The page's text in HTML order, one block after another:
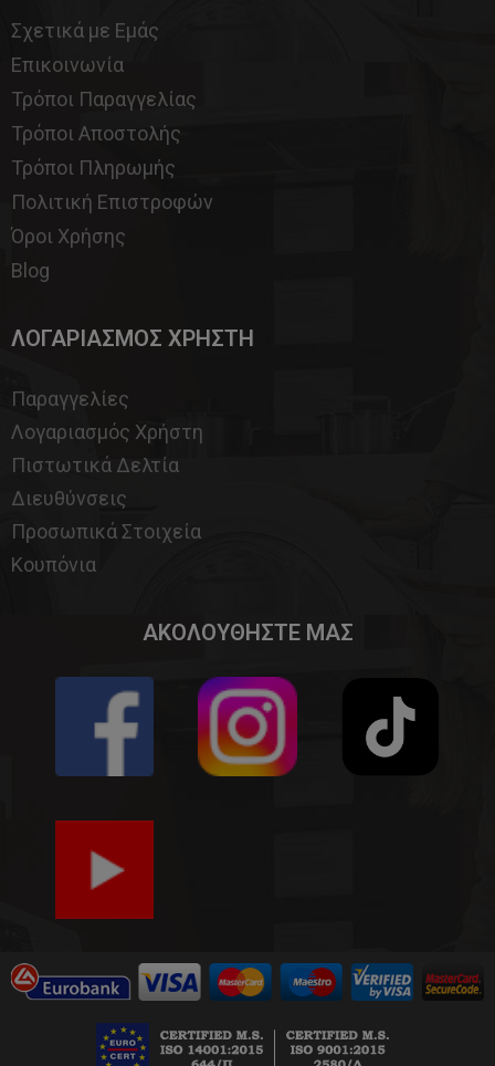
Σχετικά με Εμάς
Επικοινωνία
Τρόποι Παραγγελίας
Τρόποι Αποστολής
Τρόποι Πληρωμής
Πολιτική Επιστροφών
Όροι Χρήσης
Blog
ΛΟΓΑΡΙΑΣΜΟΣ ΧΡΗΣΤΗ
Παραγγελίες
Λογαριασμός Χρήστη
Πιστωτικά Δελτία
Διευθύνσεις
Προσωπικά Στοιχεία
Κουπόνια
ΑΚΟΛΟΥΘΗΣΤΕ ΜΑΣ